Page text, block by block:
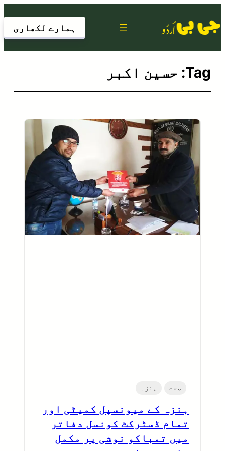
to
ہمارے لکھاری
Tag: حسین اکبر
صحت ہنزہ
ہنزہ کے میونسپل کمیٹی اور
تمام ڈسٹرکٹ کونسل دفاتر
میں تمباکو نوشی پر مکمل